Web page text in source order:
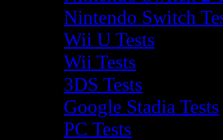
Nintendo Switch
Wii U Tests
Wii Tests
3DS Tests
Google Stadia Tests
PC Tests